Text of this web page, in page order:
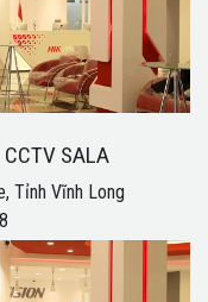
SALA
Tỉnh Vĩnh Long